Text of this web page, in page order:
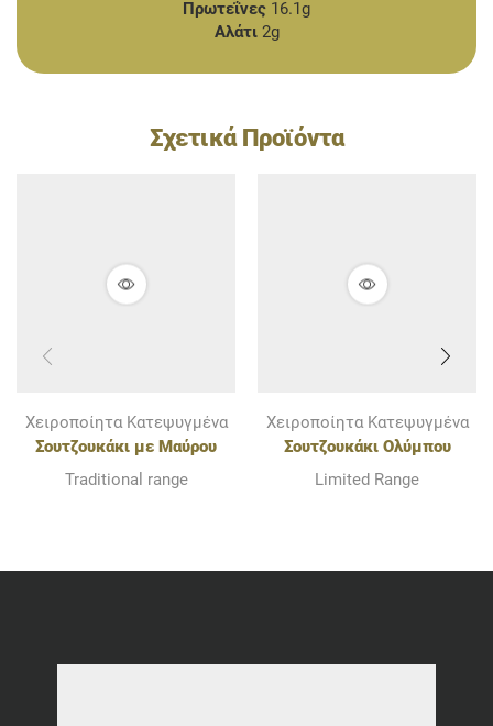
Πρωτεΐνες 16.1g
Αλάτι2g
Σχετικά Προϊόντα
Χειροποίητα Κατεψυγμένα
Σουτζουκάκι με Μαύρου
Χοίρου Ολύμπου
Traditional range
Χειροποίητα Κατεψυγμένα
Σουτζουκάκι Ολύμπου
(Μαύρος Χοίρος Ολύμπου &
Limited Range